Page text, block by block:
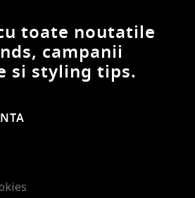
toate noutatile
campanii
si styling tips.